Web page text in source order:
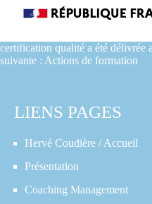
certification qualité a été délivrée
suivante : Actions de formation
LIENS PAGES
Hervé Coudière / Accueil
Présentation
Coaching Management